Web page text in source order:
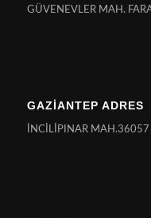
GÜVENEVLER MAH.
GAZİANTEP ADRES
İNCİLİPINAR